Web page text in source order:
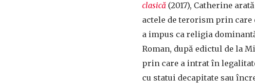
clasică (2017), Catherine
actele de terorism prin
a impus ca religia
Roman, după edictul de la
prin care a intrat în
cu statui decapitate sau